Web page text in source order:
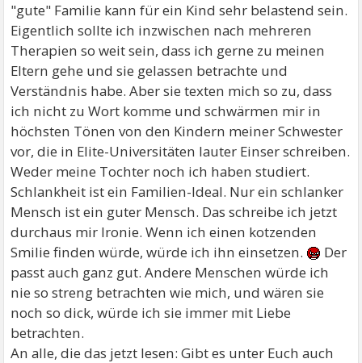
"gute" Familie kann für ein Kind sehr belastend sein.
Eigentlich sollte ich inzwischen nach mehreren
Therapien so weit sein, dass ich gerne zu meinen
Eltern gehe und sie gelassen betrachte und
Verständnis habe. Aber sie texten mich so zu, dass
ich nicht zu Wort komme und schwärmen mir in
höchsten Tönen von den Kindern meiner Schwester
vor, die in Elite-Universitäten lauter Einser schreiben.
Weder meine Tochter noch ich haben studiert.
Schlankheit ist ein Familien-Ideal. Nur ein schlanker
Mensch ist ein guter Mensch. Das schreibe ich jetzt
durchaus mir Ironie. Wenn ich einen kotzenden
Smilie finden würde, würde ich ihn einsetzen.
Der
passt auch ganz gut. Andere Menschen würde ich
nie so streng betrachten wie mich, und wären sie
noch so dick, würde ich sie immer mit Liebe
betrachten.
An alle, die das jetzt lesen: Gibt es unter Euch auch